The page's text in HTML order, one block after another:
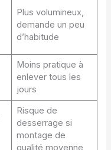
Plus volumineux,
demande un peu
d’habitude
Moins pratique à
enlever tous les
jours
Risque de
desserrage si
montage de
qualité moyenne